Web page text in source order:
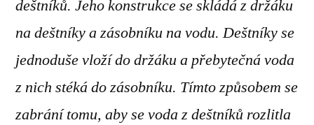
deštníků. Jeho konstrukce se skládá z držáku
na deštníky a zásobníku na vodu. Deštníky se
jednoduše vloží do držáku a přebytečná voda
z nich stéká do zásobníku. Tímto způsobem se
zabrání tomu, aby se voda z deštníků rozlitla